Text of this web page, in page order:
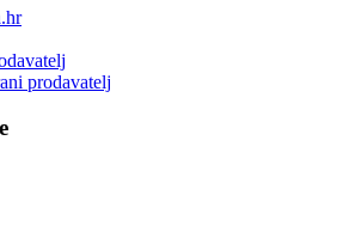
prodavatelj